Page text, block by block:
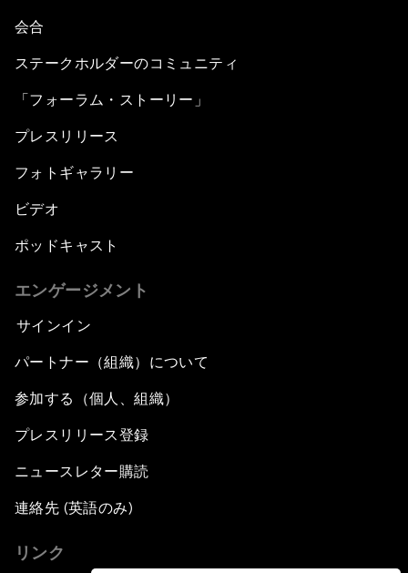
会合
ステークホルダーのコミュニティ
「フォーラム・ストーリー」
プレスリリース
フォトギャラリー
ビデオ
ポッドキャスト
エンゲージメント
サインイン
パートナー（組織）について
参加する（個人、組織）
プレスリリース登録
ニュースレター購読
連絡先 (英語のみ)
リンク